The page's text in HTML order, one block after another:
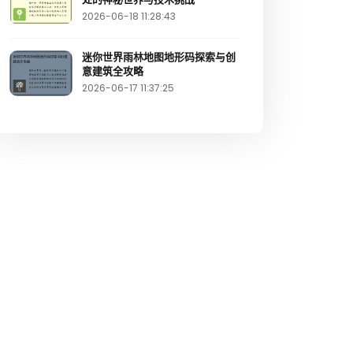
2026-06-18 11:28:43
迷你世界雨林地图地形码探索与创
意建筑全攻略
2026-06-17 11:37:25